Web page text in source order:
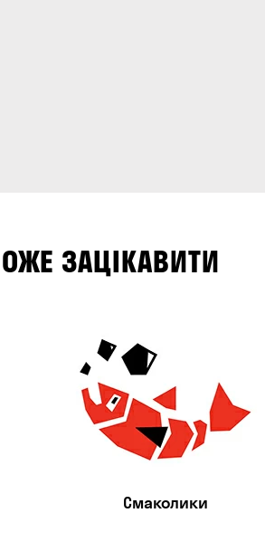
ЗАЦІКАВИТИ
Смаколики